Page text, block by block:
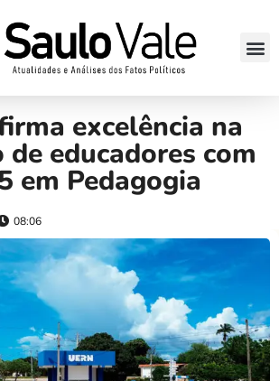
excelência na
educadores com
em Pedagogia
08:06